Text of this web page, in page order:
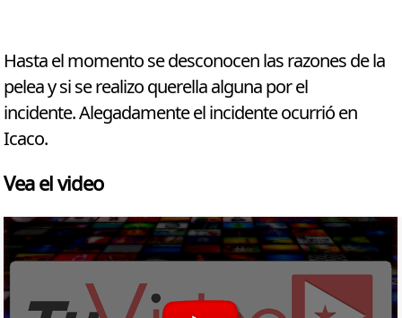
Hasta el momento se desconocen las razones de la
pelea y si se realizo querella alguna por el
incidente. Alegadamente el incidente ocurrió en
Icaco.
Vea el video